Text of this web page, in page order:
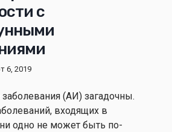
с
6, 2019
(АИ) загадочны.
входящих в
одно не может быть по-